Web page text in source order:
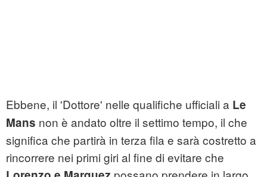
Ebbene, il 'Dottore' nelle qualifiche ufficiali a Le
Mans non è andato oltre il settimo tempo, il che
significa che partirà in terza fila e sarà costretto a
rincorrere nei primi giri al fine di evitare che